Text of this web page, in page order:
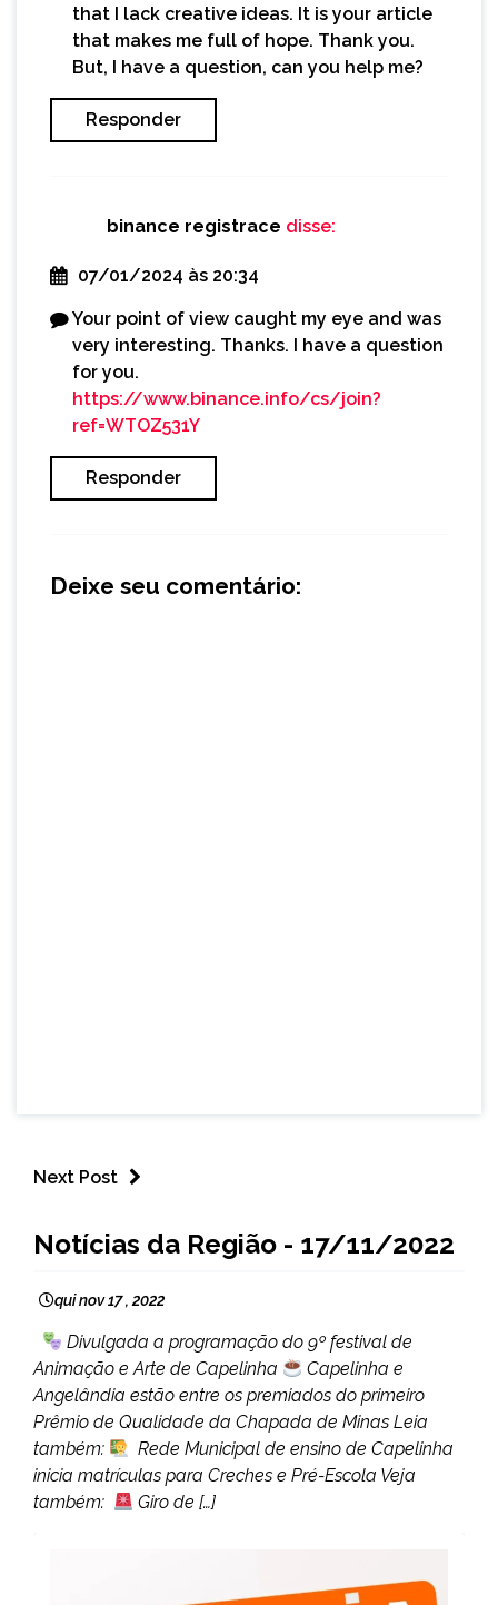
that I lack creative ideas. It is your article
that makes me full of hope. Thank you.
But, I have a question, can you help me?
Responder
binance registrace disse:
07/01/2024 às 20:34
Your point of view caught my eye and was
very interesting. Thanks. I have a question
for you.
https://www.binance.info/cs/join?
ref=WTOZ531Y
Responder
Deixe seu comentário:
Next Post
NOTÍCIAS
Notícias da Região - 17/11/2022
qui nov 17 , 2022
Divulgada a programação do 9º festival de
Animação e Arte de Capelinha
Capelinha e
Angelândia estão entre os premiados do primeiro
Prêmio de Qualidade da Chapada de Minas Leia
também:
Rede Municipal de ensino de Capelinha
inicia matrículas para Creches e Pré-Escola Veja
também:
Giro de […]